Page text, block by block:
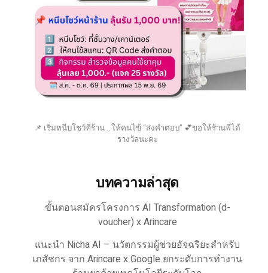
📌 เริ่มหนีบโชว์ที่ร้าน ..ให้คนไข้ “ส่งคำตอบ” 💕ขอให้ร้านพี่ได้
รางวัลนะคะ
บทความล่าสุด
ขั้นตอนสมัครโครงการ AI Transformation (d-
voucher) x Arincare
แนะนำ Nicha AI – นวัตกรรมผู้ช่วยอัจฉริยะสำหรับ
เภสัชกร จาก Arincare x Google ยกระดับการทำงาน